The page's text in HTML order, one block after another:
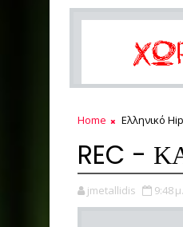
Home Ελληνικό
REC -
jmetallidis 9:48